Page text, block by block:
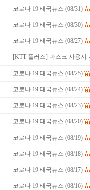
코로나 19 태국뉴스 (08/31)
코로나 19 태국뉴스 (08/30)
코로나 19 태국뉴스 (08/27)
[KTT 플러스] 마스크 사용시
코로나 19 태국뉴스 (08/25)
코로나 19 태국뉴스 (08/24)
코로나 19 태국뉴스 (08/23)
코로나 19 태국뉴스 (08/20)
코로나 19 태국뉴스 (08/19)
코로나 19 태국뉴스 (08/18)
코로나 19 태국뉴스 (08/17)
코로나 19 태국뉴스 (08/16)